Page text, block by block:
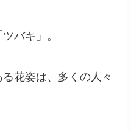
バキ」。
花姿は、多くの人々